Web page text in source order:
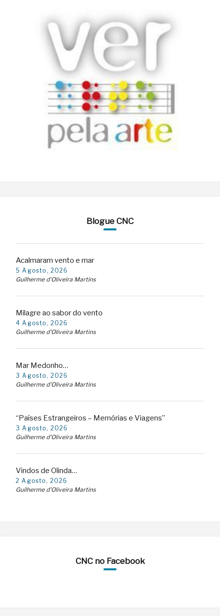
Blogue CNC
Acalmaram vento e mar
5 Agosto, 2026
Guilherme d'Oliveira Martins
Milagre ao sabor do vento
4 Agosto, 2026
Guilherme d'Oliveira Martins
Mar Medonho…
3 Agosto, 2026
Guilherme d'Oliveira Martins
“Países Estrangeiros – Memórias e Viagens”
3 Agosto, 2026
Guilherme d'Oliveira Martins
Vindos de Olinda…
2 Agosto, 2026
Guilherme d'Oliveira Martins
CNC no Facebook